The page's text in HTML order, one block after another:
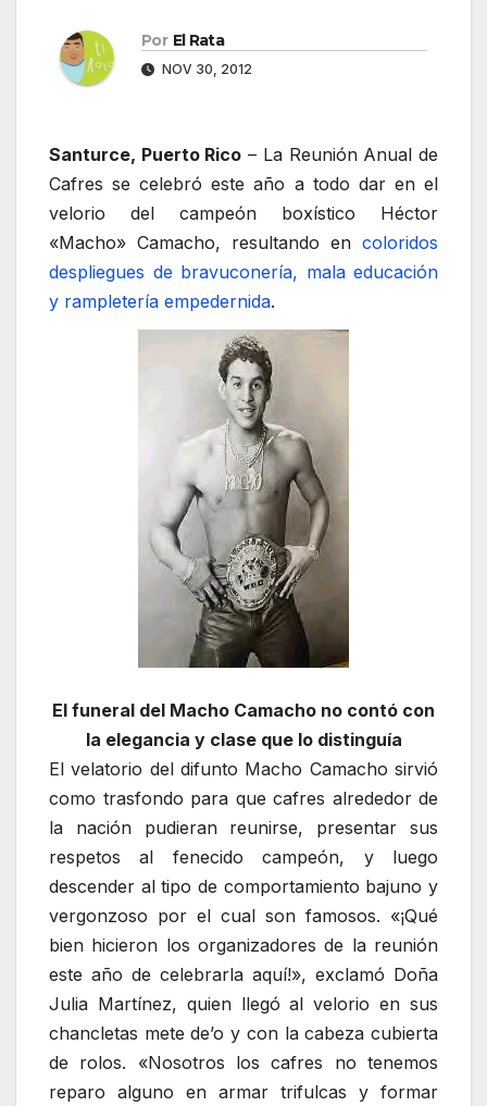
Por El Rata
NOV 30, 2012
Santurce, Puerto Rico – La Reunión Anual de
Cafres se celebró este año a todo dar en el
velorio del campeón boxístico Héctor
«Macho» Camacho, resultando en coloridos
despliegues de bravuconería, mala educación
y rampletería empedernida.
El funeral del Macho Camacho no contó con
la elegancia y clase que lo distinguía
El velatorio del difunto Macho Camacho sirvió
como trasfondo para que cafres alrededor de
la nación pudieran reunirse, presentar sus
respetos al fenecido campeón, y luego
descender al tipo de comportamiento bajuno y
vergonzoso por el cual son famosos. «¡Qué
bien hicieron los organizadores de la reunión
este año de celebrarla aquí!», exclamó Doña
Julia Martínez, quien llegó al velorio en sus
chancletas mete de’o y con la cabeza cubierta
de rolos. «Nosotros los cafres no tenemos
reparo alguno en armar trifulcas y formar